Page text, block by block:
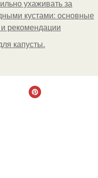
ухаживать за
кустами: основные
рекомендации
капусты.